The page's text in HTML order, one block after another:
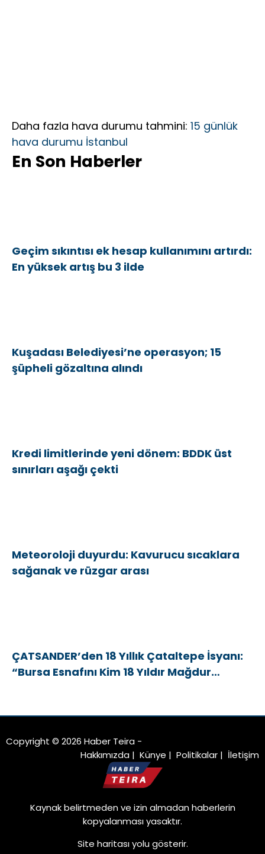
Daha fazla hava durumu tahmini: 15 günlük
hava durumu İstanbul
En Son Haberler
Geçim sıkıntısı ek hesap kullanımını artırdı:
En yüksek artış bu 3 ilde
Kuşadası Belediyesi’ne operasyon; 15
şüpheli gözaltına alındı
Kredi limitlerinde yeni dönem: BDDK üst
sınırları aşağı çekti
Meteoroloji duyurdu: Kavurucu sıcaklara
sağanak ve rüzgar arası
ÇATSANDER’den 18 Yıllık Çataltepe İsyanı:
“Bursa Esnafını Kim 18 Yıldır Mağdur
Copyright © 2026 Haber Teira -
Hakkımızda | Künye | Politikalar | İletişim
Kaynak belirtmeden ve izin almadan haberlerin
kopyalanması yasaktır.
Site haritasıyolu gösterir.